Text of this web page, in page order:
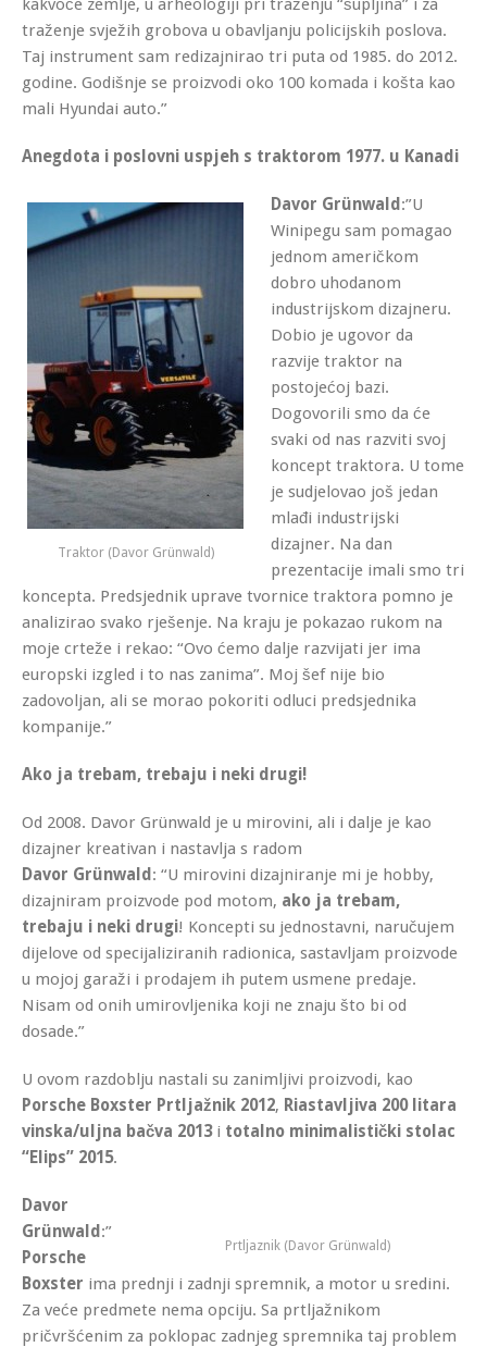
traženje svježih grobova u obavljanju policijskih poslova.
Taj instrument sam redizajnirao tri puta od 1985. do 2012.
godine. Godišnje se proizvodi oko 100 komada i košta kao
mali Hyundai auto.”
Anegdota i poslovni uspjeh s traktorom 1977. u Kanadi
Traktor (Davor Grünwald)
Davor Grünwald :”U
Winipegu sam pomagao
jednom američkom
dobro uhodanom
industrijskom dizajneru.
Dobio je ugovor da
razvije traktor na
postojećoj bazi.
Dogovorili smo da će
svaki od nas razviti svoj
koncept traktora. U tome
je sudjelovao još jedan
mlađi industrijski
dizajner. Na dan
prezentacije imali smo tri
koncepta. Predsjednik uprave tvornice traktora pomno je
analizirao svako rješenje. Na kraju je pokazao rukom na
moje crteže i rekao: “Ovo ćemo dalje razvijati jer ima
europski izgled i to nas zanima”. Moj šef nije bio
zadovoljan, ali se morao pokoriti odluci predsjednika
kompanije.”
Ako ja trebam, trebaju i neki drugi!
Od 2008. Davor Grünwald je u mirovini, ali i dalje je kao
dizajner kreativan i nastavlja s radom
Davor Grünwald : “U mirovini dizajniranje mi je hobby,
dizajniram proizvode pod motom, ako ja trebam,
trebaju i neki drugi! Koncepti su jednostavni, naručujem
dijelove od specijaliziranih radionica, sastavljam proizvode
u mojoj garaži i prodajem ih putem usmene predaje.
Nisam od onih umirovljenika koji ne znaju što bi od
dosade.”
U ovom razdoblju nastali su zanimljivi proizvodi, kao
Porsche Boxster Prtljažnik 2012, Riastavljiva 200 litara
vinska/uljna bačva 2013i totalno minimalistički stolac
“Elips” 2015.
Prtljaznik (Davor Grünwald)
Davor
Grünwald :”
Porsche
Boxster ima prednji i zadnji spremnik, a motor u sredini.
Za veće predmete nema opciju. Sa prtljažnikom
pričvršćenim za poklopac zadnjeg spremnika taj problem